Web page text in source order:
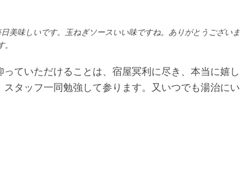
美味しいです。玉ねぎソースいい味ですね。ありがとうございま
。
ていただけることは、宿屋冥利に尽き、本当に嬉し
タッフ一同勉強して参ります。又いつでも湯治にい